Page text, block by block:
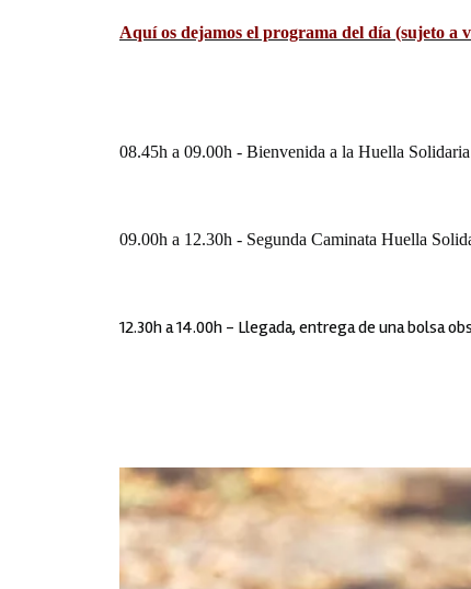
Aquí os dejamos el programa del día (sujeto a
08.45h a 09.00h - Bienvenida a la Huella Solidaria
09.00h a 12.30h - Segunda Caminata Huella
12.30h a 14.00h - Llegada, entrega de una bolsa